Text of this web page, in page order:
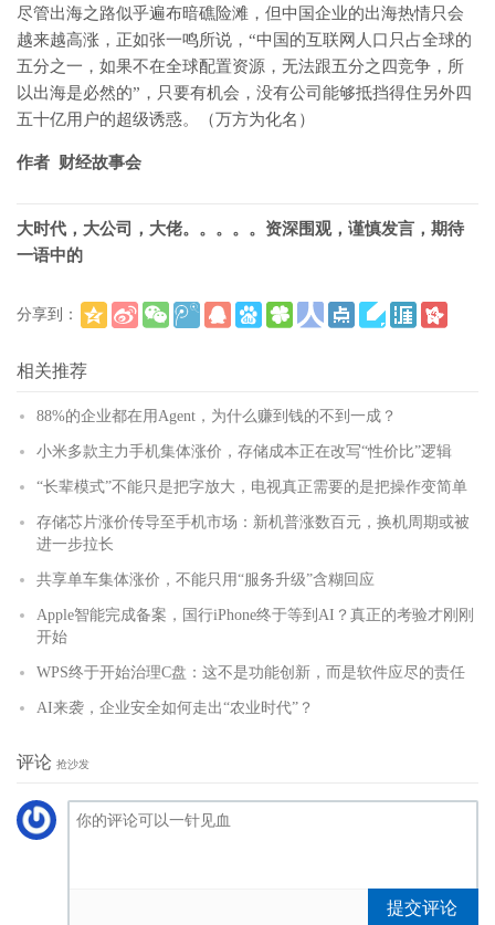
尽管出海之路似乎遍布暗礁险滩，但中国企业的出海热情只会
越来越高涨，正如张一鸣所说，“中国的互联网人口只占全球的
五分之一，如果不在全球配置资源，无法跟五分之四竞争，所
以出海是必然的”，只要有机会，没有公司能够抵挡得住另外四
五十亿用户的超级诱惑。（万方为化名）
作者 财经故事会
大时代，大公司，大佬。。。。。资深围观，谨慎发言，期待
一语中的
分享到：
相关推荐
88%的企业都在用Agent，为什么赚到钱的不到一成？
小米多款主力手机集体涨价，存储成本正在改写“性价比”逻辑
“长辈模式”不能只是把字放大，电视真正需要的是把操作变简单
存储芯片涨价传导至手机市场：新机普涨数百元，换机周期或被
进一步拉长
共享单车集体涨价，不能只用“服务升级”含糊回应
Apple智能完成备案，国行iPhone终于等到AI？真正的考验才刚刚
开始
WPS终于开始治理C盘：这不是功能创新，而是软件应尽的责任
AI来袭，企业安全如何走出“农业时代”？
评论 抢沙发
提交评论